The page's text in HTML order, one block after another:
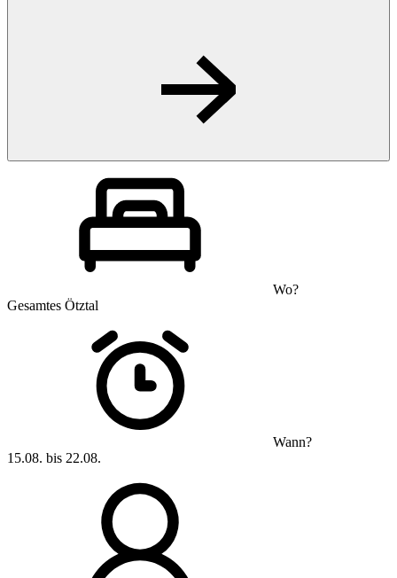
Wo?
Gesamtes Ötztal
Wann?
15.08. bis 22.08.